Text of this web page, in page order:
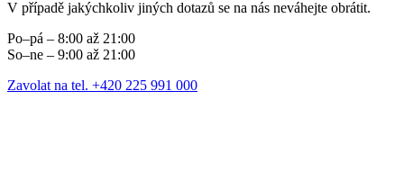
V případě jakýchkoliv jiných dotazů se na nás neváhejte obrátit.
Po–pá – 8:00 až 21:00
So–ne – 9:00 až 21:00
Zavolat na tel. +420 225 991 000